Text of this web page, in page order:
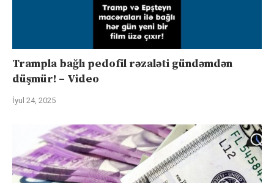
Trampla bağlı pedofil rəzaləti gündəmdən
düşmür! – Video
İyul 24, 2025